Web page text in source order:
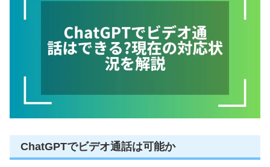
ChatGPTでビデオ通話は可能か